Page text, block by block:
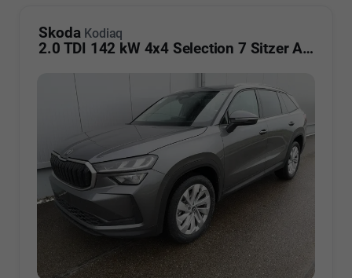
Skoda Kodiaq
2.0 TDI 142 kW 4x4 Selection 7 Sitzer AHK Navi Kamera